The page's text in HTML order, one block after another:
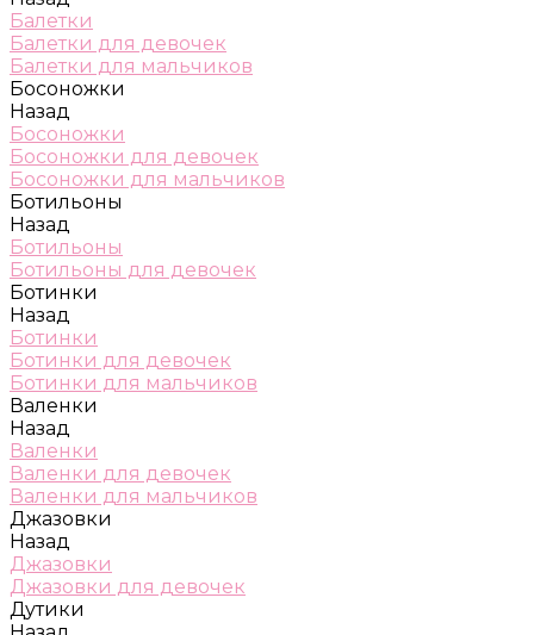
Балетки
Балетки для девочек
Балетки для мальчиков
Босоножки
Назад
Босоножки
Босоножки для девочек
Босоножки для мальчиков
Ботильоны
Назад
Ботильоны
Ботильоны для девочек
Ботинки
Назад
Ботинки
Ботинки для девочек
Ботинки для мальчиков
Валенки
Назад
Валенки
Валенки для девочек
Валенки для мальчиков
Джазовки
Назад
Джазовки
Джазовки для девочек
Дутики